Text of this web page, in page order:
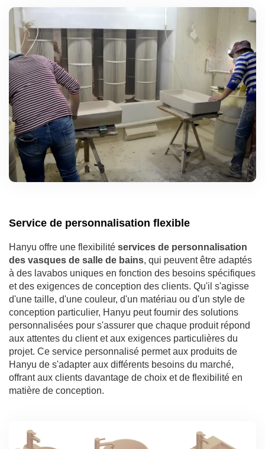
Service de personnalisation flexible
Hanyu offre une flexibilité services de personnalisation
des vasques de salle de bains, qui peuvent être adaptés
à des lavabos uniques en fonction des besoins spécifiques
et des exigences de conception des clients. Qu'il s'agisse
d'une taille, d'une couleur, d'un matériau ou d'un style de
conception particulier, Hanyu peut fournir des solutions
personnalisées pour s'assurer que chaque produit répond
aux attentes du client et aux exigences particulières du
projet. Ce service personnalisé permet aux produits de
Hanyu de s'adapter aux différents besoins du marché,
offrant aux clients davantage de choix et de flexibilité en
matière de conception.